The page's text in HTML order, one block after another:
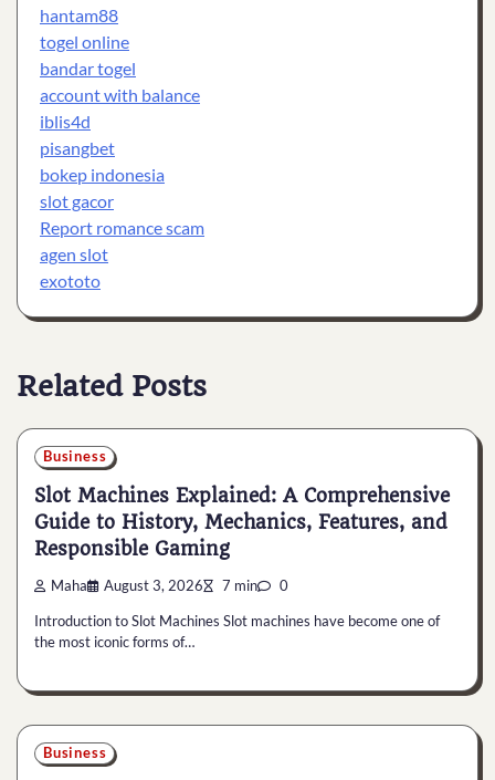
hantam88
togel online
bandar togel
account with balance
iblis4d
pisangbet
bokep indonesia
slot gacor
Report romance scam
agen slot
exototo
Related Posts
Business
Slot Machines Explained: A Comprehensive
Guide to History, Mechanics, Features, and
Responsible Gaming
Maha August 3, 2026 7 min 0
Introduction to Slot Machines Slot machines have become one of
the most iconic forms of…
Business